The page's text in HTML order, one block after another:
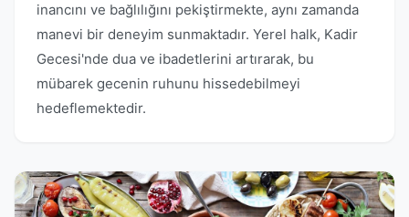
inancını ve bağlılığını pekiştirmekte, aynı zamanda
manevi bir deneyim sunmaktadır. Yerel halk, Kadir
Gecesi'nde dua ve ibadetlerini artırarak, bu
mübarek gecenin ruhunu hissedebilmeyi
hedeflemektedir.